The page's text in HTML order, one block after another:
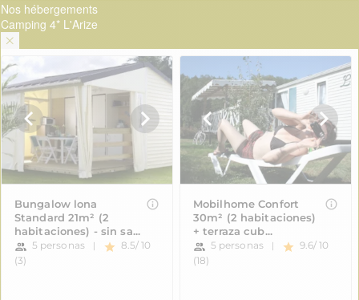
Nos hébergements
Camping 4* L'Arize